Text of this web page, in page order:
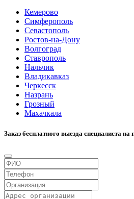
Кемерово
Симферополь
Севастополь
Ростов-на-Дону
Волгоград
Ставрополь
Нальчик
Владикавказ
Черкесск
Назрань
Грозный
Махачкала
Заказ бесплатного выезда специалиста на